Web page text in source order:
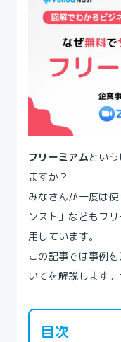
フリーミアムとい
ますか？
みなさんが一度は
ンスト」などもフ
用しています。
この記事では事例
いてを解説します
目次